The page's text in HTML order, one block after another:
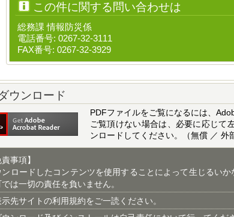
この件に関する問い合わせは
総務課 情報防災係
電話番号: 0267-32-3111
FAX番号: 0267-32-3929
ウンロード
PDFファイルをご覧になるには、
ご覧頂けない場合は、必要に応じて
ンロードしてください。（無償 ／ 外
責事項】
ンロードしたコンテンツを使用することによって生じるい
では一切の責任を負いません。
先サイトの利用規約をご一読ください。